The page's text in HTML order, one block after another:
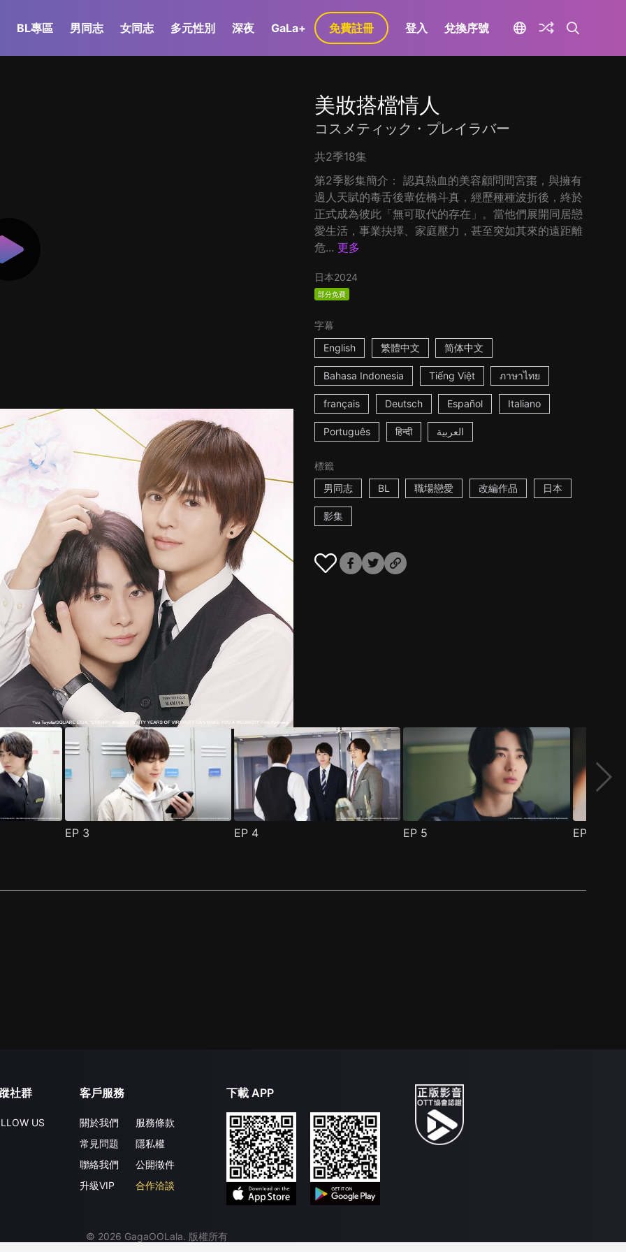
BL專區 男同志 女同志 多元性別 深夜 GaLa+ 免費註冊 登入 兌換序號
美妝搭檔情人
コスメティック・プレイラバー
共2季18集
第2季影集簡介： 認真熱血的美容顧問間宮棗，與擁有
過人天賦的毒舌後輩佐橋斗真，經歷種種波折後，終於
正式成為彼此「無可取代的存在」。當他們展開同居戀
愛生活，事業抉擇、家庭壓力，甚至突如其來的遠距離
危... 更多
日本2024
部分免費
字幕
English
繁體中文 简体中文
Bahasa Indonesia Tiếng Việt ภาษาไทย
français Deutsch Español Italiano
Português हिन्दी العربية
標籤
男同志
BL 職場戀愛 改編作品 日本
影集
EP 3 EP 4 EP 5 EP
社群
US
客戶服務
關於我們
常見問題
聯絡我們
升級VIP
服務條款
隱私權
公開徵件
合作洽談
下載 APP
© 2026 GagaOOLala. 版權所有